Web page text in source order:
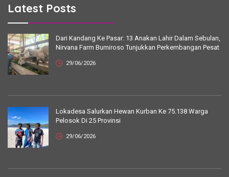
Latest Posts
Dari Kandang Ke Pasar: 13 Anakan Lahir Dalam Sebulan,
Nirvana Farm Bumiroso Tunjukkan Perkembangan Pesat
29/06/2026
Lokadesa Salurkan Hewan Kurban Ke 75.138 Warga
Pelosok Di 25 Provinsi
29/06/2026